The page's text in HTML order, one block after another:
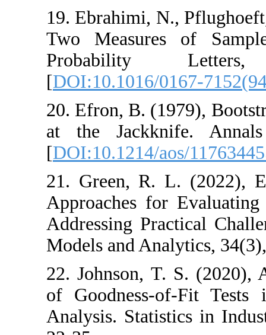
19. Ebrahimi,
Two Measures
Probability
[DOI:10.1016/
20. Efron, B.
at the
[DOI:10.1214/
21. Green, R. L.
Approaches for
Addressing
Models and
22. Johnson, T.
of Goodness-
Analysis.